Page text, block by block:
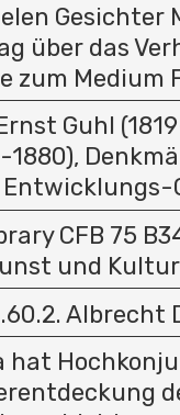
Gesichter
über das
zum Medium
Guhl
1880),
CFB 75
und
hat